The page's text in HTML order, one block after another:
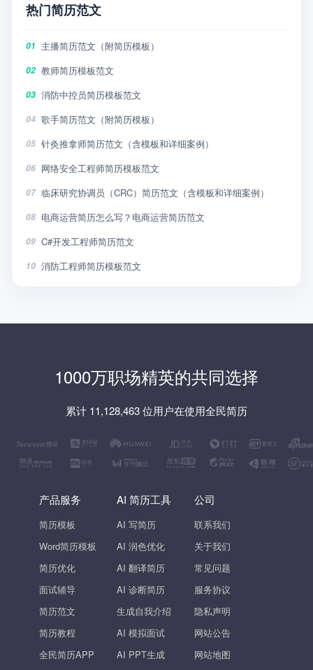
热门简历范文
01 主播简历范文（附简历模板）
02 教师简历模板范文
03 消防中控员简历模板范文
04 歌手简历范文（附简历模板）
05 针灸推拿师简历范文（含模板和详细案例）
06 网络安全工程师简历模板范文
07 临床研究协调员（CRC）简历范文（含模板和详细案例）
08 电商运营简历怎么写？电商运营简历范文
09 C#开发工程师简历范文
10 消防工程师简历模板范文
1000万职场精英的共同选择
累计 11,128,463 位用户在使用全民简历
产品服务
简历模板
Word简历模板
简历优化
面试辅导
简历范文
简历教程
全民简历APP
AI 简历工具
AI 写简历
AI 润色优化
AI 翻译简历
AI 诊断简历
生成自我介绍
AI 模拟面试
AI PPT生成
公司
联系我们
关于我们
常见问题
服务协议
隐私声明
网站公告
网站地图